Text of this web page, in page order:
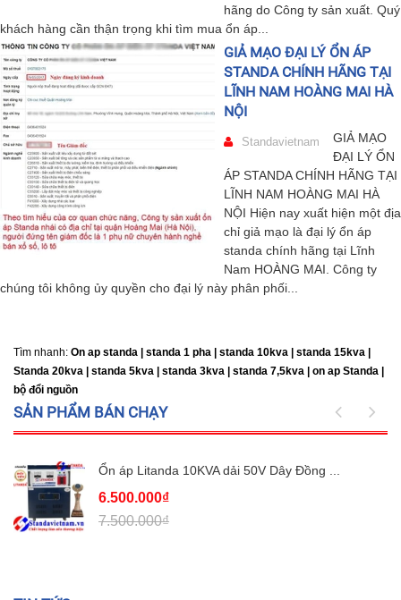
hãng do Công ty sản xuất. Quý
khách hàng cần thận trọng khi tìm mua ổn áp...
GIẢ MẠO ĐẠI LÝ ỔN ÁP
STANDA CHÍNH HÃNG TẠI
LĨNH NAM HOÀNG MAI HÀ
NỘI
Standavietnam
GIẢ MẠO
ĐẠI LÝ ỔN
ÁP STANDA CHÍNH HÃNG TẠI
LĨNH NAM HOÀNG MAI HÀ
NỘI Hiện nay xuất hiện một địa
chỉ giả mạo là đại lý ổn áp
standa chính hãng tại Lĩnh
Nam HOÀNG MAI. Công ty
chúng tôi không ủy quyền cho đại lý này phân phối...
Tìm nhanh: On ap standa | standa 1 pha | standa 10kva | standa 15kva |
Standa 20kva | standa 5kva | standa 3kva | standa 7,5kva | on ap Standa |
bộ đổi nguồn
SẢN PHẨM BÁN CHẠY
Ổn áp Litanda 10KVA dải 50V Dây Đồng ...
6.500.000₫
7.500.000₫